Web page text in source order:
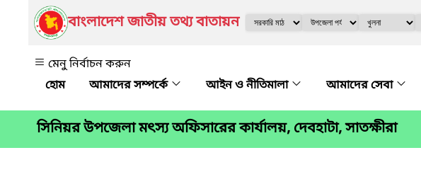
বাংলাদেশ জাতীয় তথ্য বাতায়ন
মেনু নির্বাচন করুন
আমাদের সম্পর্কে
আইন ও নীতিমালা আমাদের সেবা
সিনিয়র উপজেলা মৎস্য অফিসারের কার্যালয়, দেবহাটা, সাতক্ষীরা